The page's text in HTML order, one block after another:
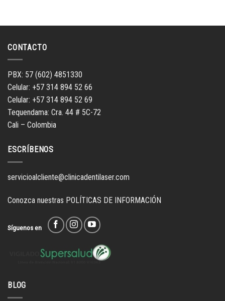
CONTACTO
PBX: 57 (602) 4851330
Celular: +57 314 894 52 66
Celular: +57 314 894 52 69
Tequendama: Cra. 44 # 5C-72
Cali – Colombia
ESCRÍBENOS
servicioalcliente@clinicadentilaser.com
Conozca nuestras POLÍTICAS DE INFORMACIÓN
Síguenos en
BLOG